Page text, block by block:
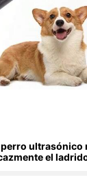
ultrasónico
el